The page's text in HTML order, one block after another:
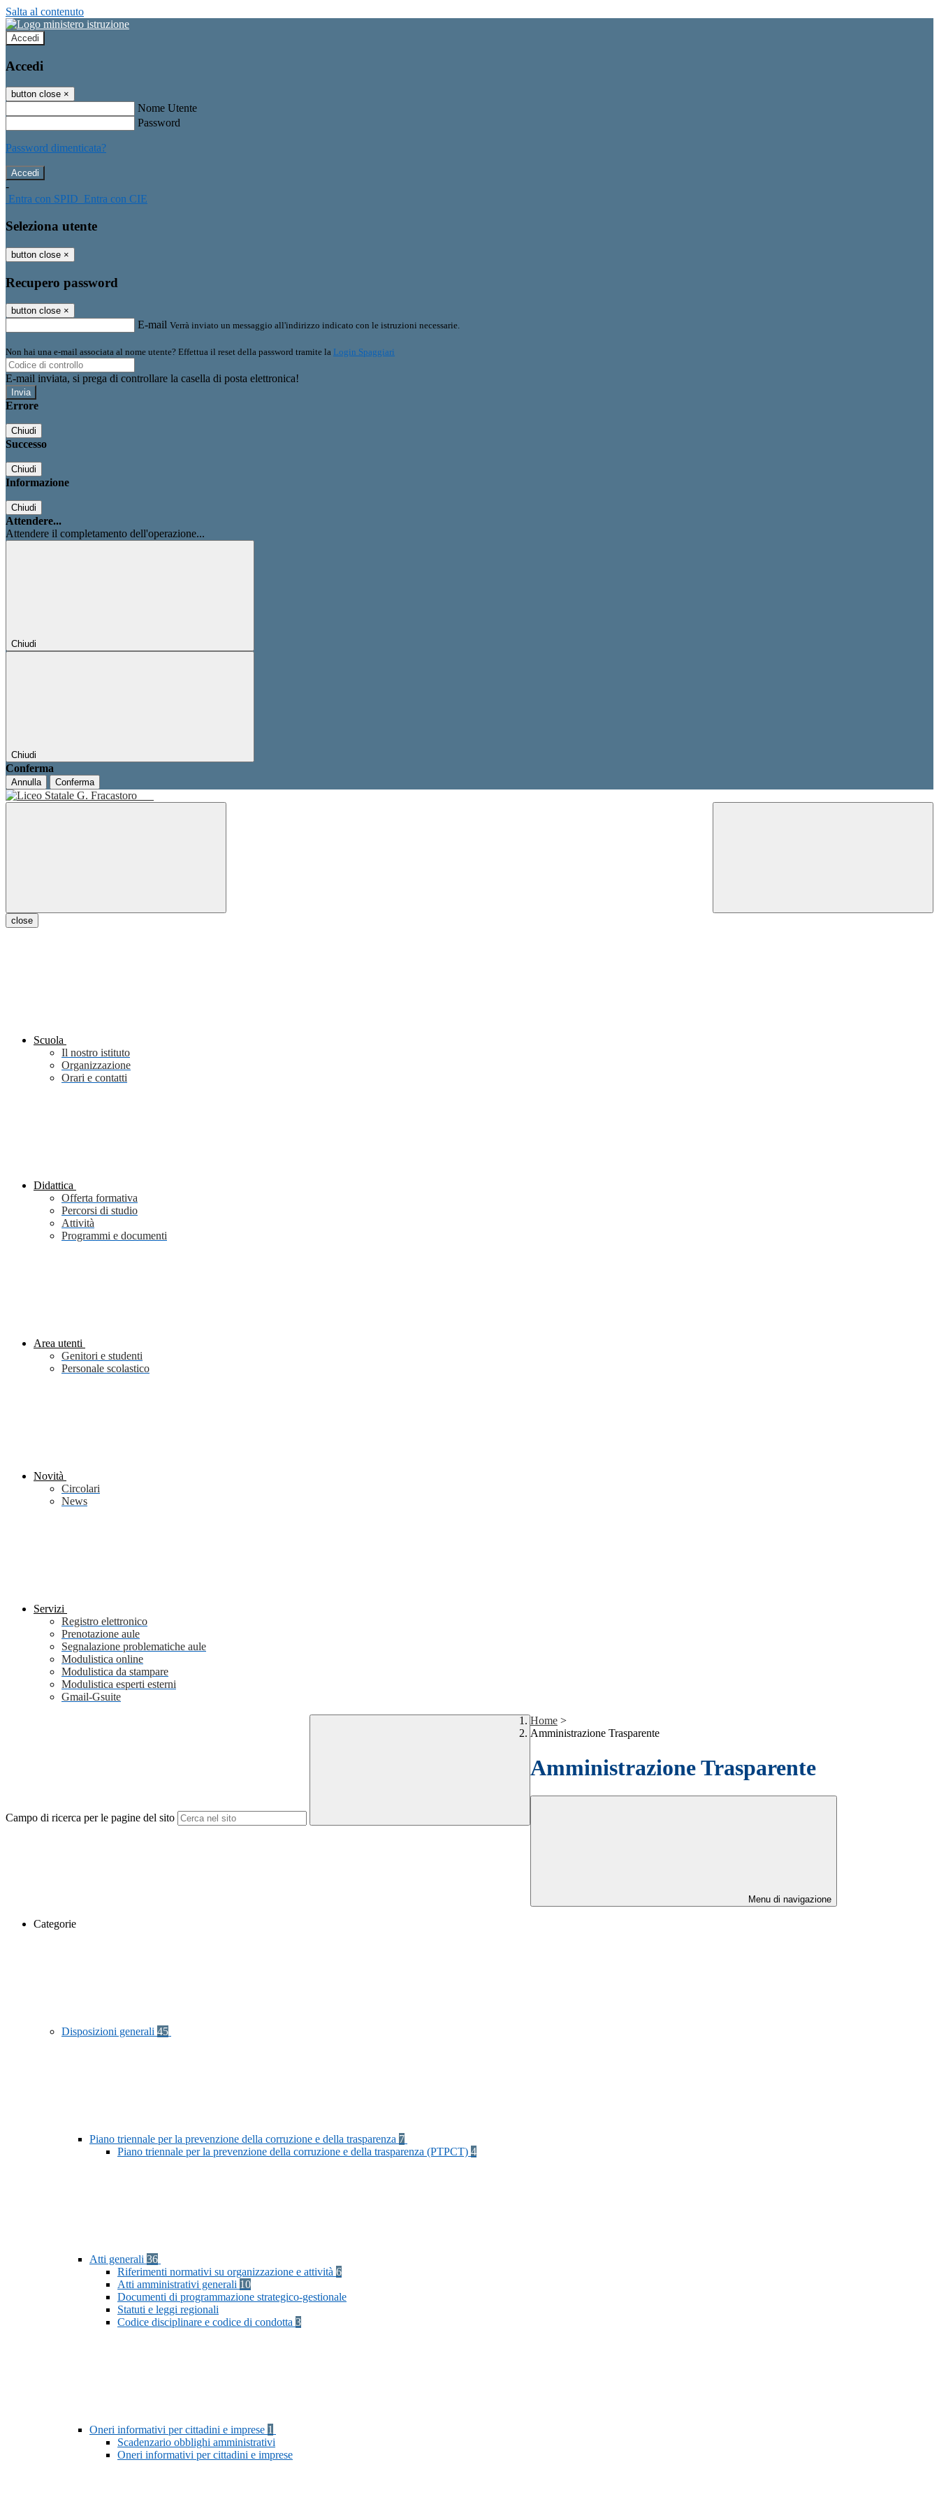
Salta al contenuto
Accedi
Accedi
button close ×
Nome Utente
Password
Password dimenticata?
-
Entra con SPID Entra con CIE
Seleziona utente
button close ×
Recupero password
button close ×
E-mail Verrà inviato un messaggio all'indirizzo indicato con le istruzioni necessarie.
Non hai una e-mail associata al nome utente? Effettua il reset della password tramite la Login Spaggiari
E-mail inviata, si prega di controllare la casella di posta elettronica!
Errore
Chiudi
Successo
Chiudi
Informazione
Chiudi
Attendere...
Attendere il completamento dell'operazione...
Chiudi
Chiudi
Conferma
Annulla Conferma
close
Scuola
Il nostro istituto
Organizzazione
Orari e contatti
Didattica
Offerta formativa
Percorsi di studio
Attività
Programmi e documenti
Area utenti
Genitori e studenti
Personale scolastico
Novità
Circolari
News
Servizi
Registro elettronico
Prenotazione aule
Segnalazione problematiche aule
Modulistica online
Modulistica da stampare
Modulistica esperti esterni
Gmail-Gsuite
Campo di ricerca per le pagine del sito
Home >
Amministrazione Trasparente
Amministrazione Trasparente
Menu di navigazione
Categorie
Disposizioni generali 45
Piano triennale per la prevenzione della corruzione e della trasparenza 7
Piano triennale per la prevenzione della corruzione e della trasparenza (PTPCT) 4
Atti generali 36
Riferimenti normativi su organizzazione e attività 6
Atti amministrativi generali 10
Documenti di programmazione strategico-gestionale
Statuti e leggi regionali
Codice disciplinare e codice di condotta 3
Oneri informativi per cittadini e imprese 1
Scadenzario obblighi amministrativi
Oneri informativi per cittadini e imprese